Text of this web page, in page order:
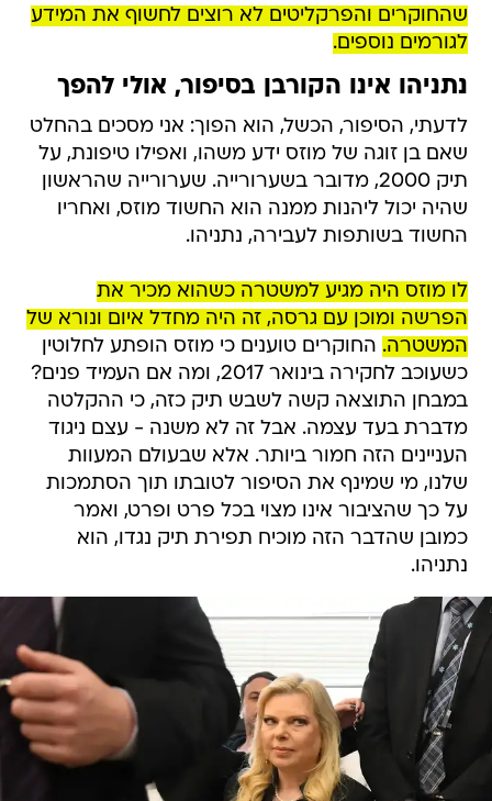
שהחוקרים והפרקליטים לא רוצים לחשוף את המידע
לגורמים נוספים.
נתניהו אינו הקורבן בסיפור, אולי להפך
לדעתי, הסיפור, הכשל, הוא הפוך: אני מסכים בהחלט
שאם בן זוגה של מוזס ידע משהו, ואפילו טיפונת, על
תיק 2000, מדובר בשערורייה. שערורייה שהראשון
שהיה יכול ליהנות ממנה הוא החשוד מוזס, ואחריו
החשוד בשותפות לעבירה, נתניהו.
לו מוזס היה מגיע למשטרה כשהוא מכיר את
הפרשה ומוכן עם גרסה, זה היה מחדל איום ונורא של
המשטרה. החוקרים טוענים כי מוזס הופתע לחלוטין
כשעוכב לחקירה בינואר 2017, ומה אם העמיד פנים?
במבחן התוצאה קשה לשבש תיק כזה, כי ההקלטה
מדברת בעד עצמה. אבל זה לא משנה - עצם ניגוד
העניינים הזה חמור ביותר. אלא שבעולם המעוות
שלנו, מי שמינף את הסיפור לטובתו תוך הסתמכות
על כך שהציבור אינו מצוי בכל פרט ופרט, ואמר
כמובן שהדבר הזה מוכיח תפירת תיק נגדו, הוא
נתניהו.